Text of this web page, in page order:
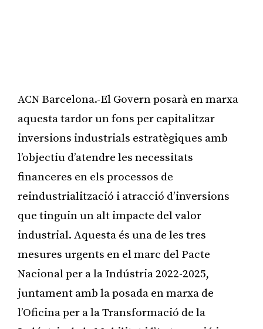
ACN Barcelona.-El Govern posarà en marxa
aquesta tardor un fons per capitalitzar
inversions industrials estratègiques amb
l’objectiu d’atendre les necessitats
financeres en els processos de
reindustrialització i atracció d’inversions
que tinguin un alt impacte del valor
industrial. Aquesta és una de les tres
mesures urgents en el marc del Pacte
Nacional per a la Indústria 2022-2025,
juntament amb la posada en marxa de
l’Oficina per a la Transformació de la